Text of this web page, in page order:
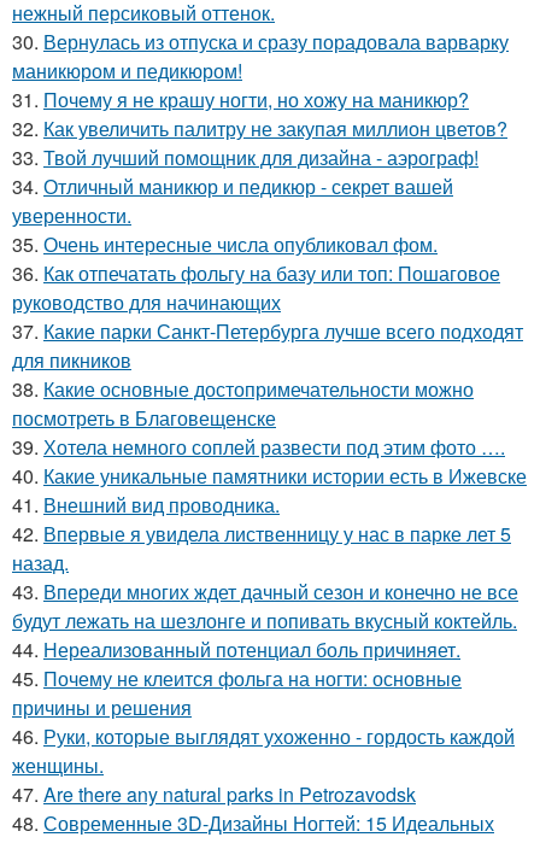
нежный персиковый оттенок.
30. Вернулась из отпуска и сразу порадовала варварку
маникюром и педикюром!
31. Почему я не крашу ногти, но хожу на маникюр?
32. Как увеличить палитру не закупая миллион цветов?
33. Твой лучший помощник для дизайна - аэрограф!
34. Отличный маникюр и педикюр - секрет вашей
уверенности.
35. Очень интересные числа опубликовал фом.
36. Как отпечатать фольгу на базу или топ: Пошаговое
руководство для начинающих
37. Какие парки Санкт-Петербурга лучше всего подходят
для пикников
38. Какие основные достопримечательности можно
посмотреть в Благовещенске
39. Хотела немного соплей развести под этим фото ….
40. Какие уникальные памятники истории есть в Ижевске
41. Внешний вид проводника.
42. Впервые я увидела лиственницу у нас в парке лет 5
назад.
43. Впереди многих ждет дачный сезон и конечно не все
будут лежать на шезлонге и попивать вкусный коктейль.
44. Нереализованный потенциал боль причиняет.
45. Почему не клеится фольга на ногти: основные
причины и решения
46. Руки, которые выглядят ухоженно - гордость каждой
женщины.
47. Are there any natural parks in Petrozavodsk
48. Современные 3D-Дизайны Ногтей: 15 Идеальных